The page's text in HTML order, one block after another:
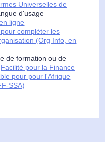
Universelles de
d'usage
ligne
compléter les
(Org Info, en
de formation ou de
Facilité pour la Finance
pour pour l'Afrique
SSA)